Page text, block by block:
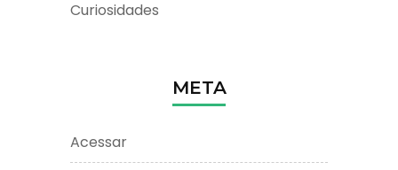
Curiosidades
META
Acessar